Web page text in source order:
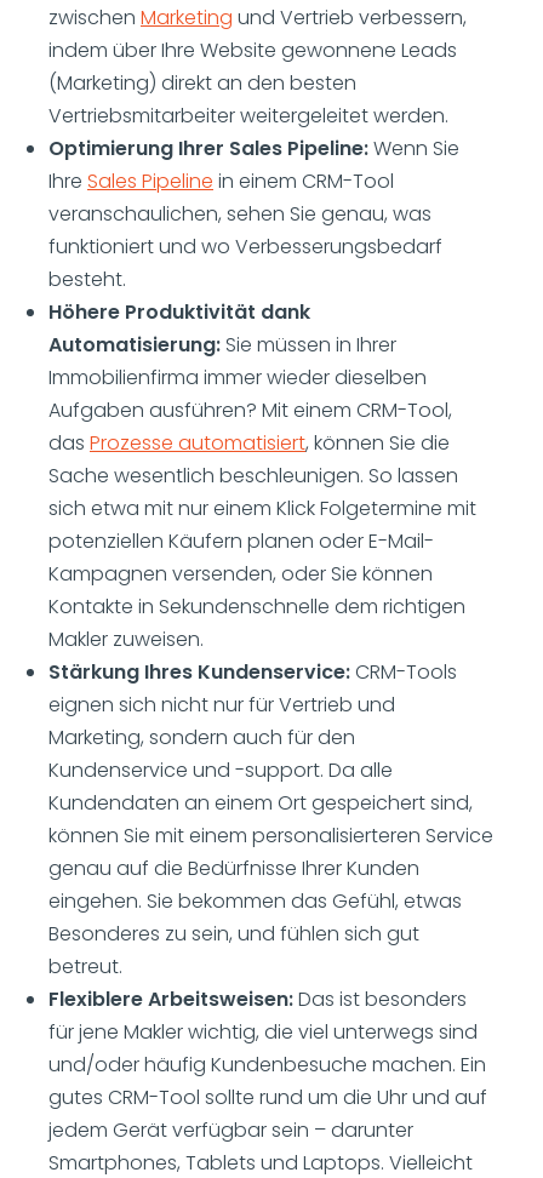
zwischen Marketing und Vertrieb verbessern,
indem über Ihre Website gewonnene Leads
(Marketing) direkt an den besten
Vertriebsmitarbeiter weitergeleitet werden.
Optimierung Ihrer Sales Pipeline:Wenn Sie
Ihre Sales Pipeline in einem CRM-Tool
veranschaulichen, sehen Sie genau, was
funktioniert und wo Verbesserungsbedarf
besteht.
Höhere Produktivität dank
Automatisierung: Sie müssen in Ihrer
Immobilienfirma immer wieder dieselben
Aufgaben ausführen? Mit einem CRM-Tool,
das Prozesse automatisiert, können Sie die
Sache wesentlich beschleunigen. So lassen
sich etwa mit nur einem Klick Folgetermine mit
potenziellen Käufern planen oder E-Mail-
Kampagnen versenden, oder Sie können
Kontakte in Sekundenschnelle dem richtigen
Makler zuweisen.
Stärkung Ihres Kundenservice:CRM-Tools
eignen sich nicht nur für Vertrieb und
Marketing, sondern auch für den
Kundenservice und -support. Da alle
Kundendaten an einem Ort gespeichert sind,
können Sie mit einem personalisierteren Service
genau auf die Bedürfnisse Ihrer Kunden
eingehen. Sie bekommen das Gefühl, etwas
Besonderes zu sein, und fühlen sich gut
betreut.
Flexiblere Arbeitsweisen:Das ist besonders
für jene Makler wichtig, die viel unterwegs sind
und/oder häufig Kundenbesuche machen. Ein
gutes CRM-Tool sollte rund um die Uhr und auf
jedem Gerät verfügbar sein – darunter
Smartphones, Tablets und Laptops. Vielleicht